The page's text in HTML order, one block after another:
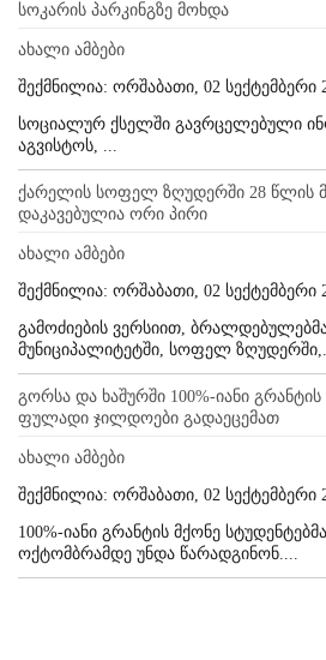
სოკარის პარკინგზე მოხდა
ახალი ამბები
შექმნილია: ორშაბათი, 02 სექტემბერი
სოციალურ ქსელში გავრცელებული
აგვისტოს, ...
ქარელის სოფელ ზღუდერში 28 წლის
დაკავებულია ორი პირი
ახალი ამბები
შექმნილია: ორშაბათი, 02 სექტემბერი
გამოძიების ვერსიით,
მუნიციპალიტეტში, სოფელ
გორსა და ხაშურში 100%-იანი
ფულადი ჯილდოები გადაეცემათ
ახალი ამბები
შექმნილია: ორშაბათი, 02 სექტემბერი
100%-იანი გრანტის მქონე
ოქტომბრამდე უნდა წარადგინონ....